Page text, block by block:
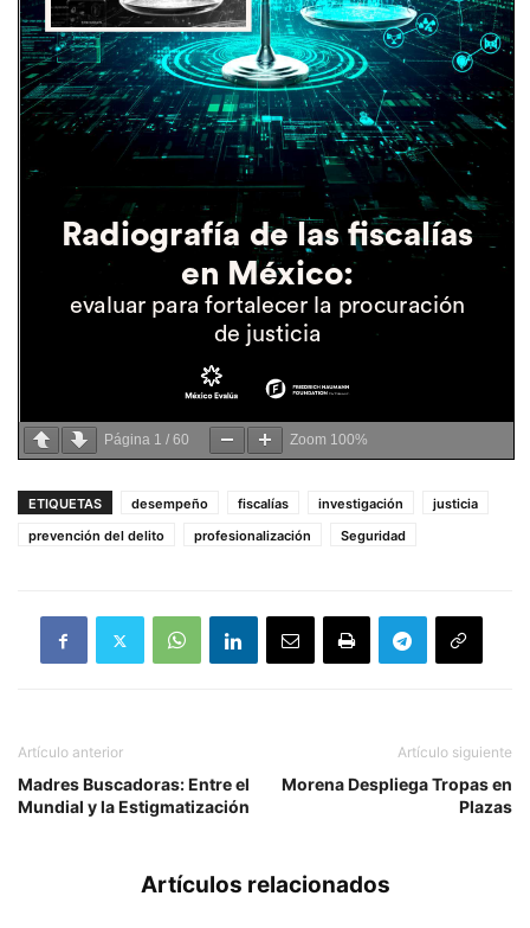
Página 1 / 60 Zoom 100%
ETIQUETAS desempeño fiscalías investigación
justicia
prevención del delito
profesionalización Seguridad
Artículo anterior
Madres Buscadoras: Entre el
Mundial y la Estigmatización
Artículo siguiente
Morena Despliega Tropas en
Plazas
Artículos relacionados